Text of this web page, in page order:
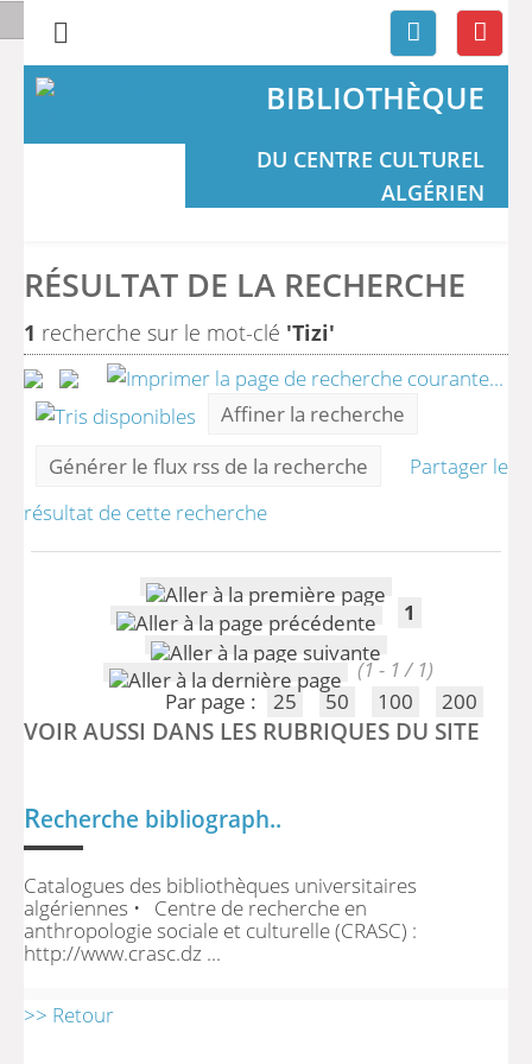
BIBLIOTHÈQUE
DU CENTRE CULTUREL
ALGÉRIEN
RÉSULTAT DE LA RECHERCHE
1 recherche sur le mot-clé 'Tizi'
Affiner la recherche
Générer le flux rss de la recherche
Partager le
résultat de cette recherche
1
(1 - 1 / 1)
Par page :
25 50 100 200
VOIR AUSSI DANS LES RUBRIQUES DU SITE
Recherche bibliograph..
Catalogues des bibliothèques universitaires
algériennes • Centre de recherche en
anthropologie sociale et culturelle (CRASC) :
http://www.crasc.dz ...
>> Retour